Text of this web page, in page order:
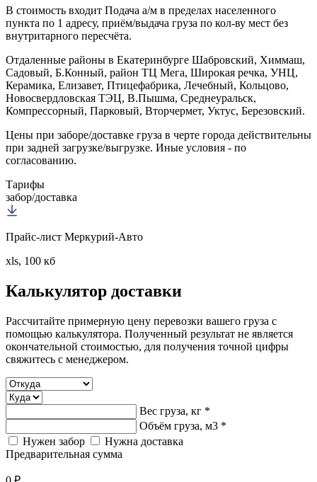
В стоимость входит Подача а/м в пределах населенного
пункта по 1 адресу, приём/выдача груза по кол-ву мест без
внутритарного пересчёта.
Отдаленные районы в Екатеринбурге Шабровский, Химмаш,
Садовый, Б.Конный, район ТЦ Мега, Широкая речка, УНЦ,
Керамика, Елизавет, Птицефабрика, Лечебный, Кольцово,
Новосвердловская ТЭЦ, В.Пышма, Среднеуральск,
Компрессорный, Парковый, Вторчермет, Уктус, Березовский.
Цены при заборе/доставке груза в черте города действительны
при задней загрузке/выгрузке. Иные условия - по
согласованию.
Тарифы
забор/доставка
Прайс-лист Меркурий-Авто
xls, 100 кб
Калькулятор доставки
Рассчитайте примерную цену перевозки вашего груза с
помощью калькулятора. Полученный результат не является
окончательной стоимостью, для получения точной цифры
свяжитесь с менеджером.
Вес груза, кг *
Объём груза, м3 *
Нужен забор
Нужна доставка
Предварительная сумма